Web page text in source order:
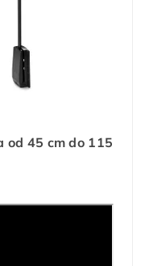
od 45 cm do 115